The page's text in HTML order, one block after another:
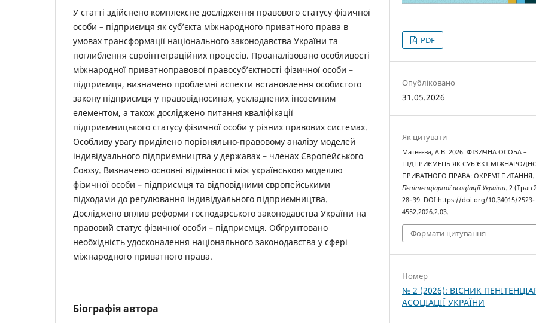
У статті здійснено комплексне дослідження правового статусу фізичної
особи – підприємця як суб’єкта міжнародного приватного права в
умовах трансформації національного законодавства України та
поглиблення євроінтеграційних процесів. Проаналізовано особливості
міжнародної приватноправової правосуб’єктності фізичної особи –
підприємця, визначено проблемні аспекти встановлення особистого
закону підприємця у правовідносинах, ускладнених іноземним
елементом, а також досліджено питання кваліфікації
підприємницького статусу фізичної особи у різних правових системах.
Особливу увагу приділено порівняльно-правовому аналізу моделей
індивідуального підприємництва у державах – членах Європейського
Союзу. Визначено основні відмінності між українською моделлю
фізичної особи – підприємця та відповідними європейськими
підходами до регулювання індивідуального підприємництва.
Досліджено вплив реформи господарського законодавства України на
правовий статус фізичної особи – підприємця. Обґрунтовано
необхідність удосконалення національного законодавства у сфері
міжнародного приватного права.
Біографія автора
PDF
Опубліковано
31.05.2026
Як цитувати
Матвєєва, А.В. 2026. ФІЗИЧНА ОСОБА –
ПІДПРИЄМЕЦЬ ЯК СУБ’ЄКТ
ПРИВАТНОГО ПРАВА: ОКРЕМІ ПИТАННЯ.
Пенітенціарної асоціації України. 2 (Трав
28–39. DOI:https://doi.org/10.34015/2523-
4552.2026.2.03.
Формати цитування
Номер
№ 2 (2026): ВІСНИК
АСОЦІАЦІЇ УКРАЇНИ